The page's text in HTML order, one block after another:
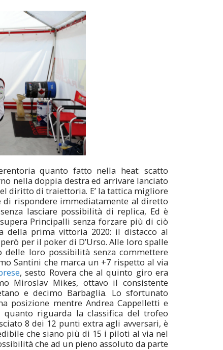
quanto fatto nella heat: scatto
nella doppia destra ed arrivare lanciato
diritto di traiettoria. E’ la tattica migliore
di rispondere immediatamente al diretto
lasciare possibilità di replica, Ed è
Principalli senza forzare più di ciò
della prima vittoria 2020: il distacco al
per il poker di D’Urso. Alle loro spalle
loro possibilità senza commettere
Santini che marca un +7 rispetto al via
, sesto Rovera che al quinto giro era
Miroslav Mikes, ottavo il consistente
e decimo Barbaglia. Lo sfortunato
posizione mentre Andrea Cappelletti e
riguarda la classifica del trofeo
8 dei 12 punti extra agli avversari, è
che siano più di 15 i piloti al via nel
che ad un pieno assoluto da parte